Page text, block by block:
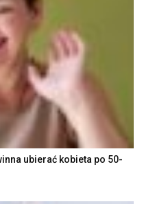
ubierać kobieta po 50-